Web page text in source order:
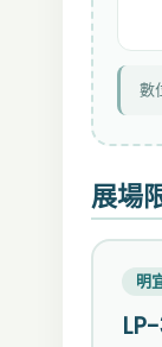
數
展場
明